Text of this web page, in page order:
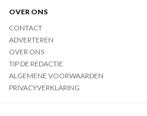
OVER ONS
CONTACT
ADVERTEREN
OVER ONS
TIP DE REDACTIE
ALGEMENE VOORWAARDEN
PRIVACYVERKLARING